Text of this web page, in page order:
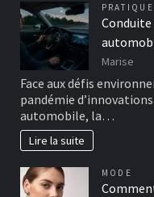
PRATIQUE
Conduite
Marise
Face aux défis
pandémie
automobile, la…
Lire la suite
MODE